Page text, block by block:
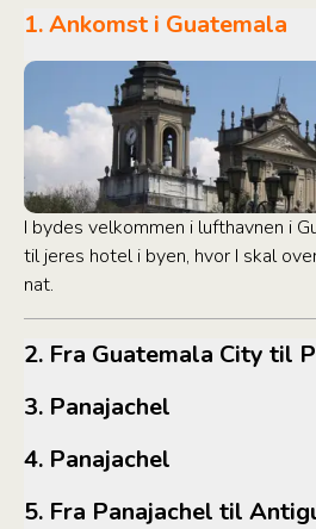
1. Ankomst i Guatemala
I bydes velkommen i lufthavnen i
til jeres hotel i byen, hvor I skal
nat.
2. Fra Guatemala City til
3. Panajachel
4. Panajachel
5. Fra Panajachel til